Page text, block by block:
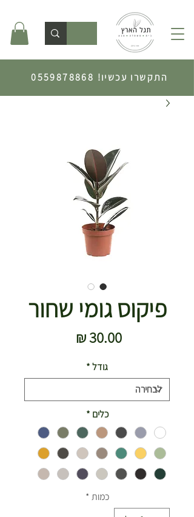
התקשרו עכשיו! 0559878868
פיקוס גומי שחור
‏30.00 ‏₪
גודל*
כלים *
כמות *